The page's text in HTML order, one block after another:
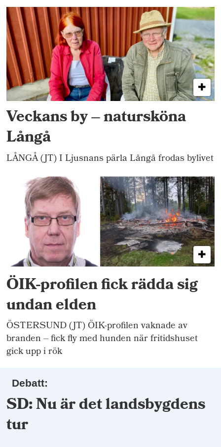
Veckans by – natursköna
Långå
LÅNGÅ (JT) I Ljusnans pärla Långå frodas bylivet
ÖIK-profilen fick rädda sig
undan elden
ÖSTERSUND (JT) ÖIK-profilen vaknade av
branden – fick fly med hunden när fritidshuset
gick upp i rök
Debatt:
SD: Nu är det landsbygdens
tur